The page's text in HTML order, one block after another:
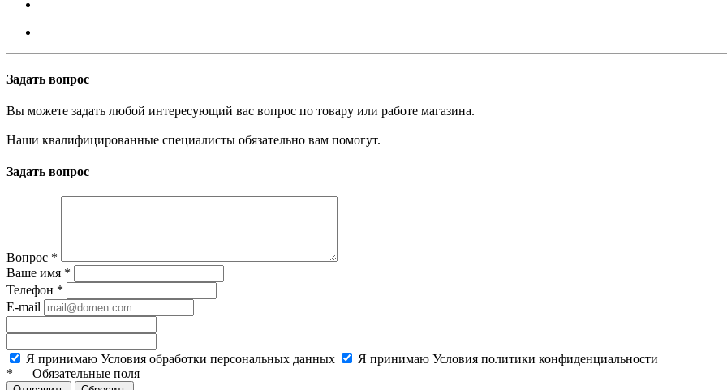
Задать вопрос
Вы можете задать любой интересующий вас вопрос по товару или работе магазина.
Наши квалифицированные специалисты обязательно вам помогут.
Задать вопрос
Вопрос *
Ваше имя *
Телефон *
E-mail
Я принимаю Условия обработки персональных данных Я принимаю Условия политики конфиденциальности
* — Обязательные поля